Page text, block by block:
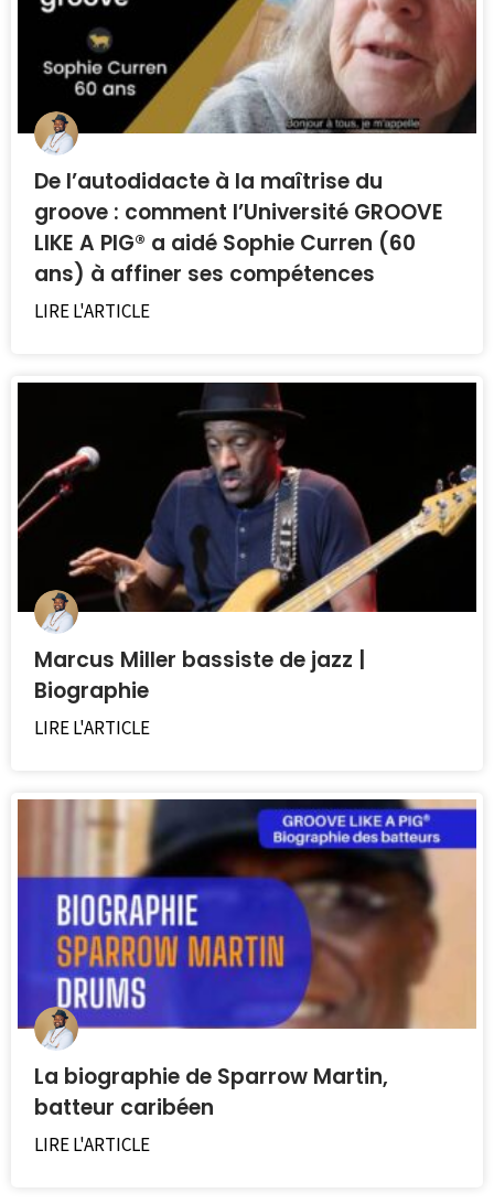
De l’autodidacte à la maîtrise du
groove : comment l’Université GROOVE
LIKE A PIG® a aidé Sophie Curren (60
ans) à affiner ses compétences
LIRE L'ARTICLE
Marcus Miller bassiste de jazz |
Biographie
LIRE L'ARTICLE
La biographie de Sparrow Martin,
batteur caribéen
LIRE L'ARTICLE